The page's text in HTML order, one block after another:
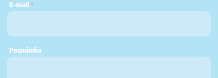
E-mail *
Poznámka